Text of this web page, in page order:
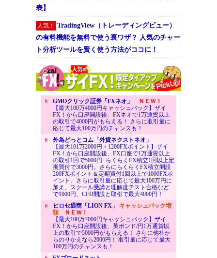
表】
人気！
TradingView（トレーディングビュー）
の有料機能を無料で使う裏ワザ？ 人気のチャー
ト分析ツールを賢く使う方法がココに！
GMOクリック証券「FXネオ」
ＮＥＷ！
【最大100万4000円キャッシュバック】ザイ
FX！から口座開設後、FXネオで1万通貨以上
の取引で4000円がもらえる！ さらに取引量に
応じて最大100万円のチャンスも！
外為どっとコム「外貨ネクストネオ」
【最大101万2000円＋1200FXポイント】ザイ
FX！から口座開設後、FX口座で1万通貨以上
の取引1回で5000円+らくらくFX積立1回以上定
期買付で3000円。さらにらくらくFX積立開設
200FXポイント＆定期買付1回以上で1000FXポ
イント。さらに取引量に応じて最大100万円に
加え、スクール受講と理解度テスト合格など
で1000円、CFD開設と取引で最大4000円！
ヒロセ通商「LION FX」 キャッシュバック増
額ＮＥＷ！
【最大100万7000円キャッシュバック】ザイ
FX！から口座開設後、英ポンド/円1万通貨以
上の取引で5000円がもらえる！ さらに他社か
らのりかえなら2000円！ 取引量に応じて最大
100万円のチャンスも！